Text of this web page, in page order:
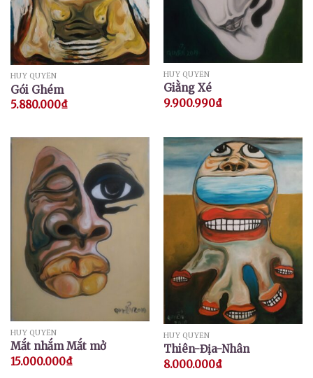
HUY QUYỂN
Gói Ghém
5.880.000₫
HUY QUYỂN
Giằng Xé
9.900.990₫
HUY QUYỂN
Mắt nhắm Mắt mở
15.000.000₫
HUY QUYỂN
Thiên-Địa-Nhân
8.000.000₫